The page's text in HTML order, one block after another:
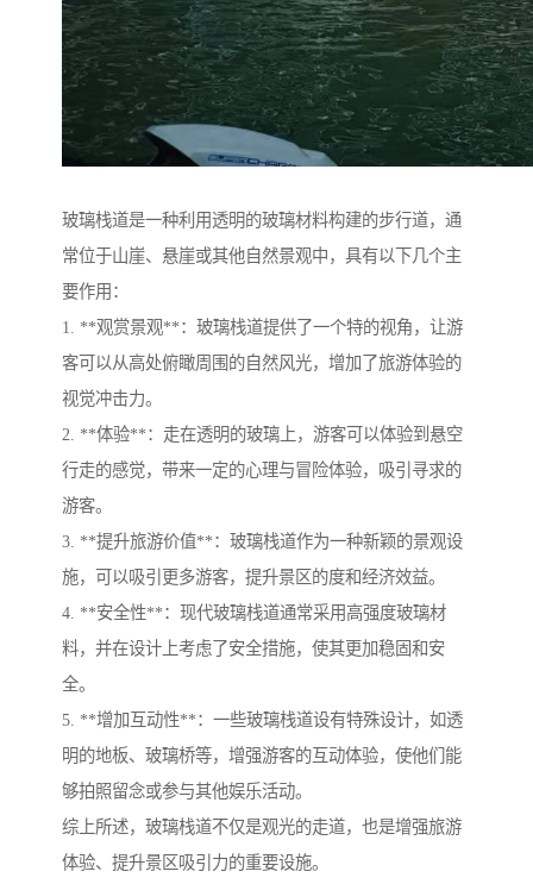
玻璃栈道是一种利用透明的玻璃材料构建的步行道，通
常位于山崖、悬崖或其他自然景观中，具有以下几个主
要作用：
1. **观赏景观**：玻璃栈道提供了一个特的视角，让游
客可以从高处俯瞰周围的自然风光，增加了旅游体验的
视觉冲击力。
2. **体验**：走在透明的玻璃上，游客可以体验到悬空
行走的感觉，带来一定的心理与冒险体验，吸引寻求的
游客。
3. **提升旅游价值**：玻璃栈道作为一种新颖的景观设
施，可以吸引更多游客，提升景区的度和经济效益。
4. **安全性**：现代玻璃栈道通常采用高强度玻璃材
料，并在设计上考虑了安全措施，使其更加稳固和安
全。
5. **增加互动性**：一些玻璃栈道设有特殊设计，如透
明的地板、玻璃桥等，增强游客的互动体验，使他们能
够拍照留念或参与其他娱乐活动。
综上所述，玻璃栈道不仅是观光的走道，也是增强旅游
体验、提升景区吸引力的重要设施。